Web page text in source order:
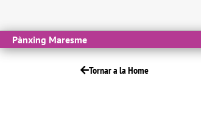
Pànxing Maresme
Tornar a la Home